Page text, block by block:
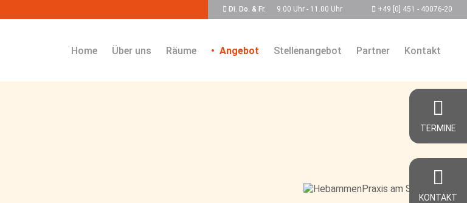
Di. Do. & Fr. 9.00 Uhr - 11.00 Uhr +49 [0] 451 - 40076-20
Home
Über uns Räume Angebot Stellenangebot Partner Kontakt
TERMINE
KONTAKT